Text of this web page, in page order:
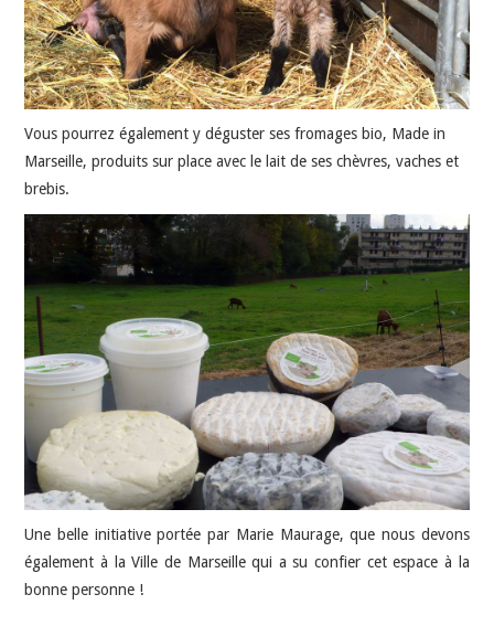
Vous pourrez également y déguster ses fromages bio, Made in
Marseille, produits sur place avec le lait de ses chèvres, vaches et
brebis.
Une belle initiative portée par Marie Maurage, que nous devons
également à la Ville de Marseille qui a su confier cet espace à la
bonne personne !